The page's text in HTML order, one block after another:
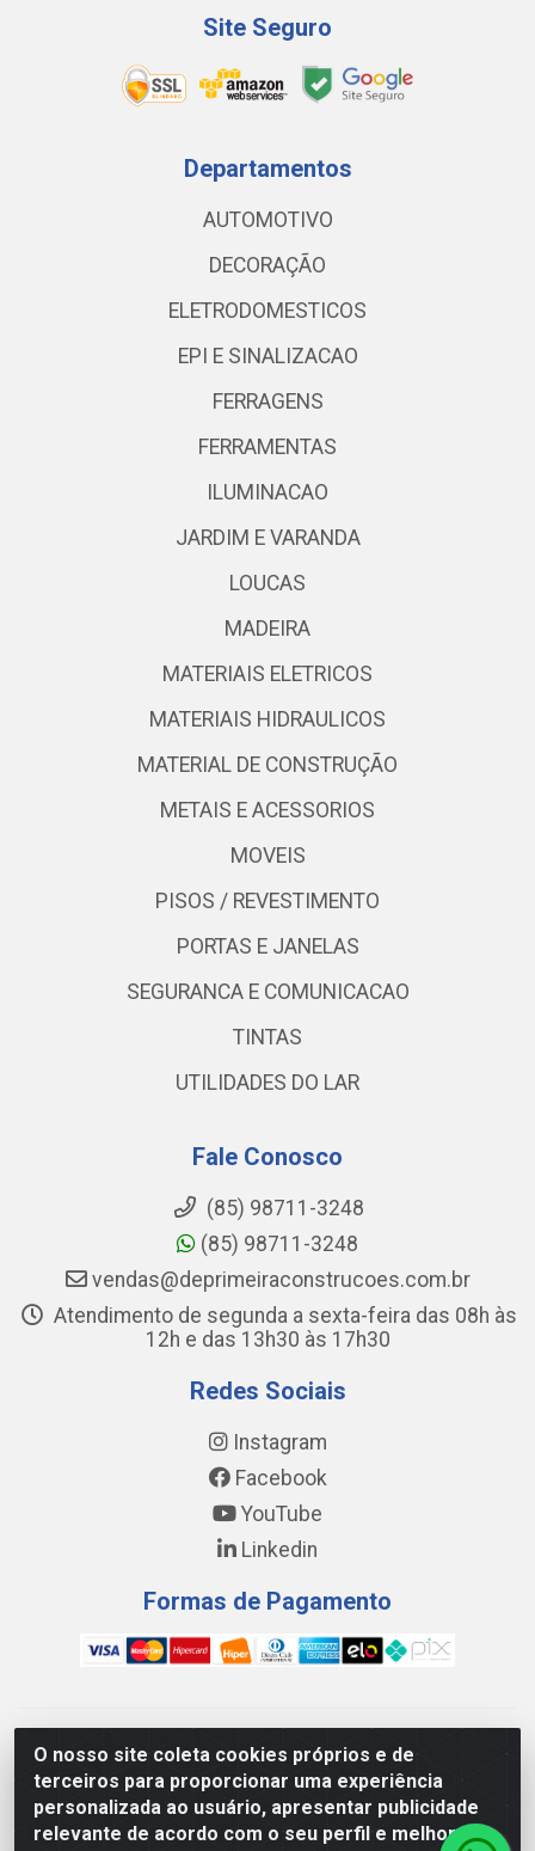
O nosso site coleta cookies próprios e de
terceiros para proporcionar uma experiência
personalizada ao usuário, apresentar publicidade
relevante de acordo com o seu perfil e melhorar a
Site Seguro
Departamentos
AUTOMOTIVO
DECORAÇÃO
ELETRODOMESTICOS
EPI E SINALIZACAO
FERRAGENS
FERRAMENTAS
ILUMINACAO
JARDIM E VARANDA
LOUCAS
MADEIRA
MATERIAIS ELETRICOS
MATERIAIS HIDRAULICOS
MATERIAL DE CONSTRUÇÃO
METAIS E ACESSORIOS
MOVEIS
PISOS / REVESTIMENTO
PORTAS E JANELAS
SEGURANCA E COMUNICACAO
TINTAS
UTILIDADES DO LAR
Fale Conosco
(85) 98711-3248
(85) 98711-3248
vendas@deprimeiraconstrucoes.com.br
Atendimento de segunda a sexta-feira das 08h às
12h e das 13h30 às 17h30
Redes Sociais
Instagram
Facebook
YouTube
Linkedin
Formas de Pagamento
WING DISTRIBUIDORA COMÉRCIO E LOGÍSTICA DE MATERIAL
DE CONSTRUÇÕES LTDA - AV. DA INTEGRAÇÃO, 790 -
PATRÍCIA GOMES, CAUCAIA/CE - CEP 61.604-505 - CNPJ
17.523.384/0001-20